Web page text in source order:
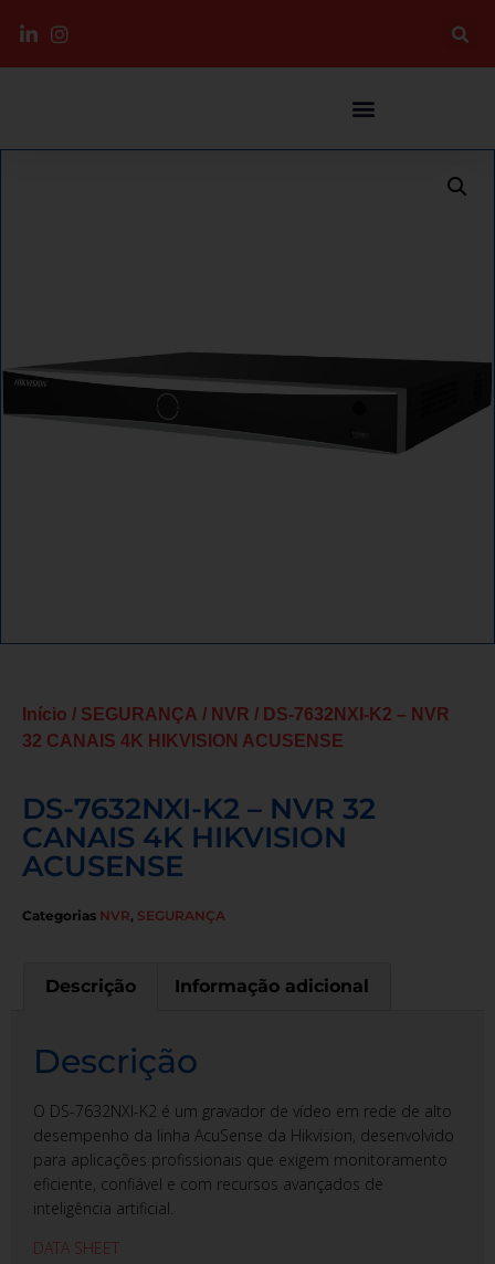
Início / SEGURANÇA / NVR / DS-7632NXI-K2 – NVR
32 CANAIS 4K HIKVISION ACUSENSE
DS-7632NXI-K2 – NVR 32
CANAIS 4K HIKVISION
ACUSENSE
Categorias NVR, SEGURANÇA
Descrição Informação adicional
Descrição
O DS-7632NXI-K2 é um gravador de vídeo em rede de alto
desempenho da linha AcuSense da Hikvision, desenvolvido
para aplicações profissionais que exigem monitoramento
eficiente, confiável e com recursos avançados de
inteligência artificial.
DATA SHEET